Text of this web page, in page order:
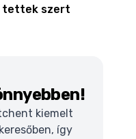
tettek szert
kiemelt
így